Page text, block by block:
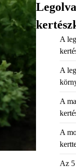
A
A
A
A
Az 5